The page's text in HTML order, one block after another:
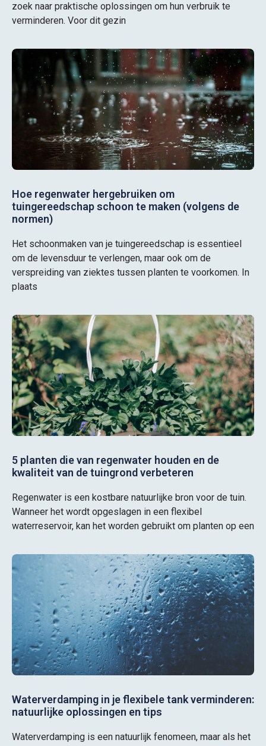
zoek naar praktische oplossingen om hun verbruik te
verminderen. Voor dit gezin
Hoe regenwater hergebruiken om
tuingereedschap schoon te maken (volgens de
normen)
Het schoonmaken van je tuingereedschap is essentieel
om de levensduur te verlengen, maar ook om de
verspreiding van ziektes tussen planten te voorkomen. In
plaats
5 planten die van regenwater houden en de
kwaliteit van de tuingrond verbeteren
Regenwater is een kostbare natuurlijke bron voor de tuin.
Wanneer het wordt opgeslagen in een flexibel
waterreservoir, kan het worden gebruikt om planten op een
Waterverdamping in je flexibele tank verminderen:
natuurlijke oplossingen en tips
Waterverdamping is een natuurlijk fenomeen, maar als het